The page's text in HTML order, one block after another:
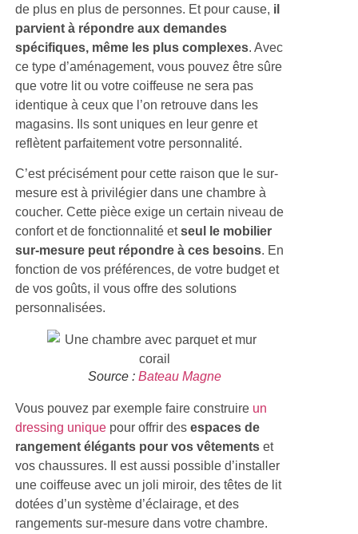
de plus en plus de personnes. Et pour cause, il
parvient à répondre aux demandes
spécifiques, même les plus complexes . Avec
ce type d’aménagement, vous pouvez être sûre
que votre lit ou votre coiffeuse ne sera pas
identique à ceux que l’on retrouve dans les
magasins. Ils sont uniques en leur genre et
reflètent parfaitement votre personnalité.
C’est précisément pour cette raison que le sur-
mesure est à privilégier dans une chambre à
coucher. Cette pièce exige un certain niveau de
confort et de fonctionnalité etseul le mobilier
sur-mesure peut répondre à ces besoins. En
fonction de vos préférences, de votre budget et
de vos goûts, il vous offre des solutions
personnalisées.
Source : Bateau Magne
Vous pouvez par exemple faire construire un
dressing unique pour offrir desespaces de
rangement élégants pour vos vêtementset
vos chaussures. Il est aussi possible d’installer
une coiffeuse avec un joli miroir, des têtes de lit
dotées d’un système d’éclairage, et des
rangements sur-mesure dans votre chambre.